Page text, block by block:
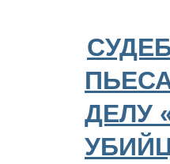
ДЕЛУ